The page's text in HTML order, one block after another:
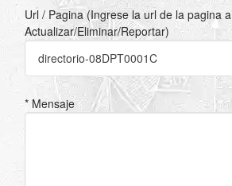
Url / Pagina (Ingrese la url de la pagina a
Actualizar/Eliminar/Reportar)
* Mensaje